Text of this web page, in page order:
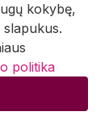
kokybę,
politika